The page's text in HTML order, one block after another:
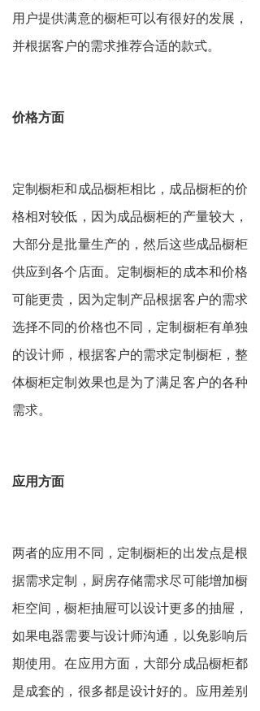
用户提供满意的橱柜可以有很好的发展，
并根据客户的需求推荐合适的款式。
价格方面
定制橱柜和成品橱柜相比，成品橱柜的价
格相对较低，因为成品橱柜的产量较大，
大部分是批量生产的，然后这些成品橱柜
供应到各个店面。定制橱柜的成本和价格
可能更贵，因为定制产品根据客户的需求
选择不同的价格也不同，定制橱柜有单独
的设计师，根据客户的需求定制橱柜，整
体橱柜定制效果也是为了满足客户的各种
需求。
应用方面
两者的应用不同，定制橱柜的出发点是根
据需求定制，厨房存储需求尽可能增加橱
柜空间，橱柜抽屉可以设计更多的抽屉，
如果电器需要与设计师沟通，以免影响后
期使用。在应用方面，大部分成品橱柜都
是成套的，很多都是设计好的。应用差别